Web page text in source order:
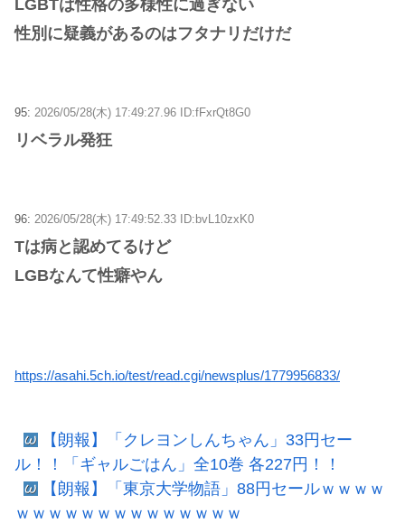
LGBTは性格の多様性に過ぎない
性別に疑義があるのはフタナリだけだ
95: 2026/05/28(木) 17:49:27.96 ID:fFxrQt8G0
リベラル発狂
96: 2026/05/28(木) 17:49:52.33 ID:bvL10zxK0
Tは病と認めてるけど
LGBなんて性癖やん
https://asahi.5ch.io/test/read.cgi/newsplus/1779956833/
【朗報】「クレヨンしんちゃん」33円セー
ル！！「ギャルごはん」全10巻 各227円！！
【朗報】「東京大学物語」88円セールｗｗｗｗ
ｗｗｗｗｗｗｗｗｗｗｗｗｗｗ